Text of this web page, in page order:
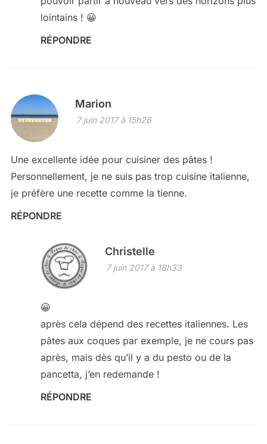
lointains ! 😀
RÉPONDRE
Marion
7 juin 2017 à 15h26
Une excellente idée pour cuisiner des pâtes !
Personnellement, je ne suis pas trop cuisine italienne,
je préfère une recette comme la tienne.
RÉPONDRE
Christelle
7 juin 2017 à 18h33
😀
après cela dépend des recettes italiennes. Les
pâtes aux coques par exemple, je ne cours pas
après, mais dès qu’il y a du pesto ou de la
pancetta, j’en redemande !
RÉPONDRE